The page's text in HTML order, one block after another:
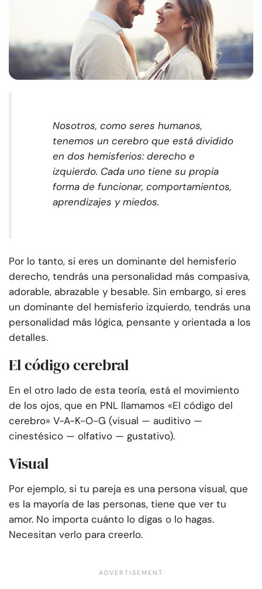
Nosotros, como seres humanos,
tenemos un cerebro que está dividido
en dos hemisferios: derecho e
izquierdo. Cada uno tiene su propia
forma de funcionar, comportamientos,
aprendizajes y miedos.
Por lo tanto, si eres un dominante del hemisferio
derecho, tendrás una personalidad más compasiva,
adorable, abrazable y besable. Sin embargo, si eres
un dominante del hemisferio izquierdo, tendrás una
personalidad más lógica, pensante y orientada a los
detalles.
El código cerebral
En el otro lado de esta teoría, está el movimiento
de los ojos, que en PNL llamamos «El código del
cerebro» V-A-K-O-G (visual — auditivo —
cinestésico — olfativo — gustativo).
Visual
Por ejemplo, si tu pareja es una persona visual, que
es la mayoría de las personas, tiene que ver tu
amor. No importa cuánto lo digas o lo hagas.
Necesitan verlo para creerlo.